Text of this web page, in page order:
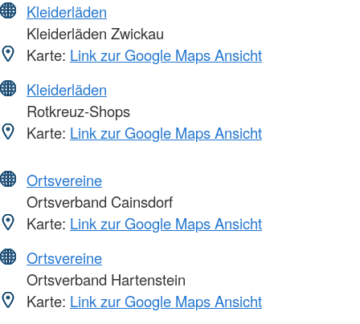
Kleiderläden
Kleiderläden Zwickau
Karte: Link zur Google Maps Ansicht
Kleiderläden
Rotkreuz-Shops
Karte: Link zur Google Maps Ansicht
Ortsvereine
Ortsverband Cainsdorf
Karte: Link zur Google Maps Ansicht
Ortsvereine
Ortsverband Hartenstein
Karte: Link zur Google Maps Ansicht